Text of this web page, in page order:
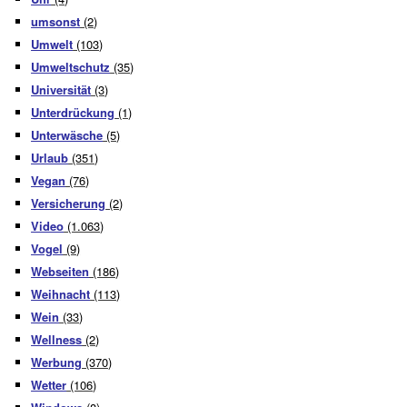
umsonst (2)
Umwelt (103)
Umweltschutz (35)
Universität (3)
Unterdrückung (1)
Unterwäsche (5)
Urlaub (351)
Vegan (76)
Versicherung (2)
Video (1.063)
Vogel (9)
Webseiten (186)
Weihnacht (113)
Wein (33)
Wellness (2)
Werbung (370)
Wetter (106)